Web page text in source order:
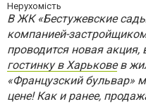
Нерухомість
В ЖК «Бестужевские
компанией-
проводится новая
гостинку в Харьковев
«Французский бульвар»
цене! Как и ранее,